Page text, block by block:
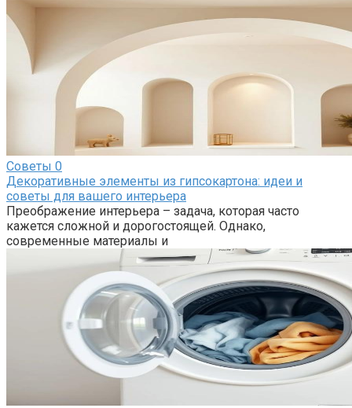
Советы 0
Декоративные элементы из гипсокартона: идеи и
советы для вашего интерьера
Преображение интерьера – задача, которая часто
кажется сложной и дорогостоящей. Однако,
современные материалы и